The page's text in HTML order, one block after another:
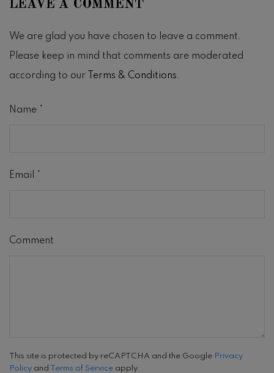
LEAVE A COMMENT
We are glad you have chosen to leave a comment.
Please keep in mind that comments are moderated
according to our Terms & Conditions.
Name
Email
Comment
This site is protected by reCAPTCHA and the Google Privacy
Policy and Terms of Service apply.